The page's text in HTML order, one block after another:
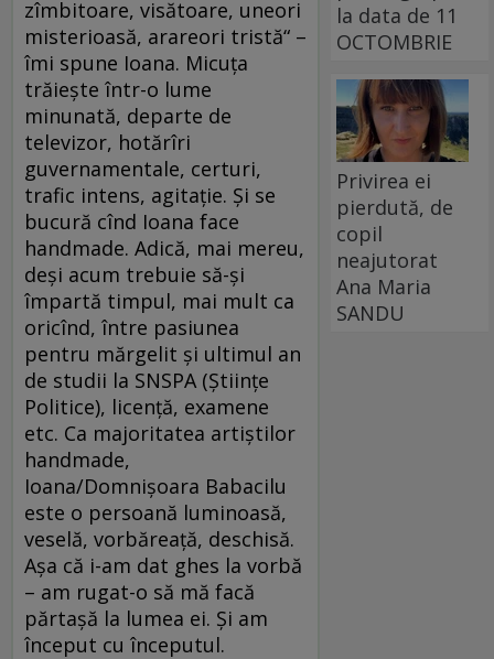
zîmbitoare, visătoare, uneori
misterioasă, arareori tristă“ –
îmi spune Ioana. Micuţa
trăieşte într-o lume
minunată, departe de
televizor, hotărîri
guvernamentale, certuri,
trafic intens, agitaţie. Şi se
bucură cînd Ioana face
handmade. Adică, mai mereu,
deşi acum trebuie să-şi
împartă timpul, mai mult ca
oricînd, între pasiunea
pentru mărgelit şi ultimul an
de studii la SNSPA (Ştiinţe
Politice), licenţă, examene
etc. Ca majoritatea artiştilor
handmade,
Ioana/Domnişoara Babacilu
este o persoană luminoasă,
veselă, vorbăreaţă, deschisă.
Aşa că i-am dat ghes la vorbă
– am rugat-o să mă facă
părtaşă la lumea ei. Şi am
început cu începutul.
la data de 11
OCTOMBRIE
Privirea ei
pierdută, de
copil
neajutorat
Ana Maria
SANDU